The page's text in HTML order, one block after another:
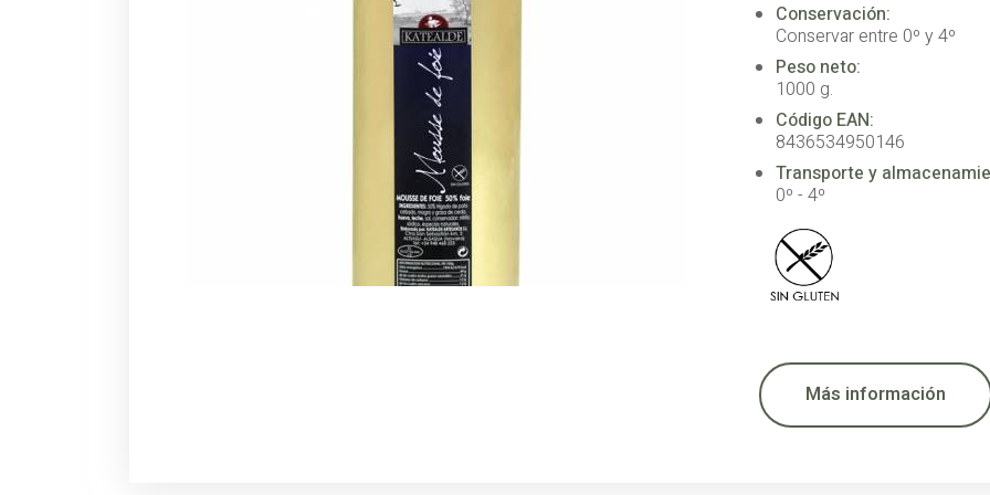
Conservación:
Conservar entre 0º y 4º
Peso neto:
1000 g.
Código EAN:
8436534950146
Transporte y
0º - 4º
Más información